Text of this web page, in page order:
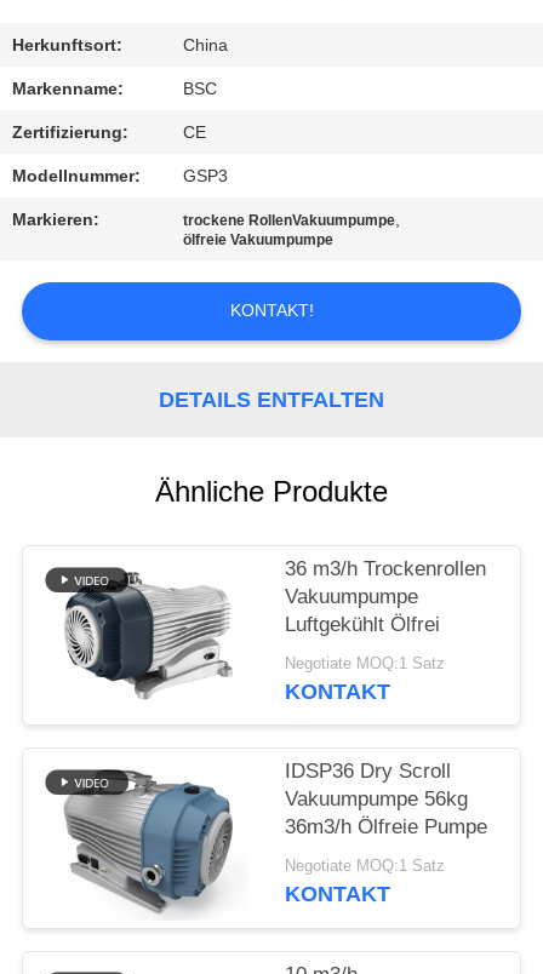
KONTAKT
MIT
UNS
ANGEBOT
COMPRESSOR
DATENSCHUTZRICHTLINIE
Herkunftsort: China
Markenname: BSC
Zertifizierung: CE
Modellnummer: GSP3
Markieren: trockene RollenVakuumpumpe,
ölfreie Vakuumpumpe
KONTAKT!
DETAILS ENTFALTEN
Ähnliche Produkte
36 m3/h Trockenrollen
Vakuumpumpe
Luftgekühlt Ölfrei
Negotiate MOQ:1 Satz
KONTAKT
IDSP36 Dry Scroll
Vakuumpumpe 56kg
36m3/h Ölfreie Pumpe
Negotiate MOQ:1 Satz
KONTAKT